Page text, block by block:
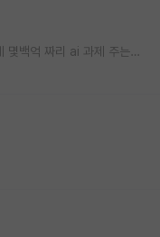
AI 탑티어 학회 제대로 내지도 못 하는 사람에게 몇백억 짜리 ai 과제 주는 사람은 뭔가 싶다